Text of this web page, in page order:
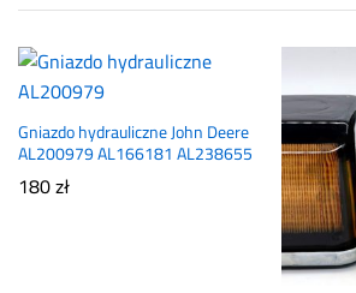
Gniazdo hydrauliczne John Deere
AL200979 AL166181 AL238655
180zł